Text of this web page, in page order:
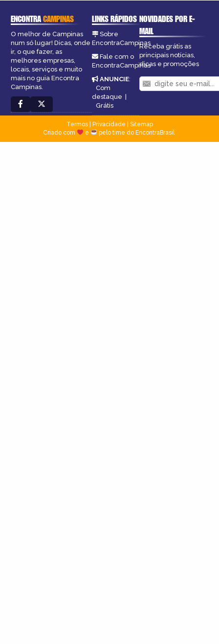
ENCONTRACAMPINAS
O melhor de Campinas
num só lugar! Dicas, onde
ir, o que fazer, as
melhores empresas,
locais, serviços e muito
mais no guia Encontra
Campinas.
LINKS RÁPIDOS
Sobre
EncontraCampinas
Fale com o
EncontraCampinas
ANUNCIE:
Com
destaque
Grátis
NOVIDADES POR E-
MAIL
Receba grátis as
principais notícias,
dicas e promoções
Termos| Privacidade
Sitemap
Criado com
e pelo time do EncontraBrasil